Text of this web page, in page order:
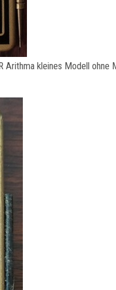
kleines Modell ohne